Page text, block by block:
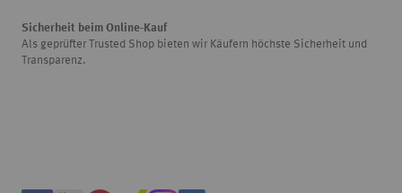
Sicherheit beim Online-Kauf
Als geprüfter Trusted Shop bieten wir Käufern höchste Sicherheit und
Transparenz.